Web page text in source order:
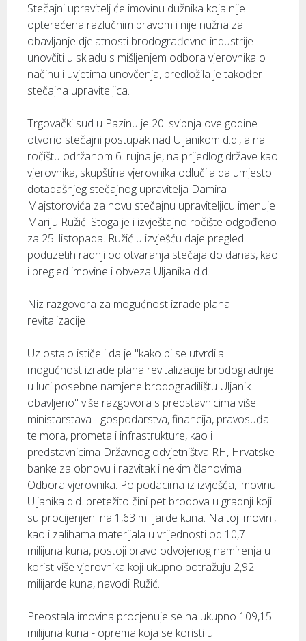
Stečajni upravitelj će imovinu dužnika koja nije
opterećena razlučnim pravom i nije nužna za
obavljanje djelatnosti brodograđevne industrije
unovčiti u skladu s mišljenjem odbora vjerovnika o
načinu i uvjetima unovčenja, predložila je također
stečajna upraviteljica.
Trgovački sud u Pazinu je 20. svibnja ove godine
otvorio stečajni postupak nad Uljanikom d.d., a na
ročištu održanom 6. rujna je, na prijedlog države kao
vjerovnika, skupština vjerovnika odlučila da umjesto
dotadašnjeg stečajnog upravitelja Damira
Majstorovića za novu stečajnu upraviteljicu imenuje
Mariju Ružić. Stoga je i izvještajno ročište odgođeno
za 25. listopada. Ružić u izvješću daje pregled
poduzetih radnji od otvaranja stečaja do danas, kao
i pregled imovine i obveza Uljanika d.d.
Niz razgovora za mogućnost izrade plana
revitalizacije
Uz ostalo ističe i da je "kako bi se utvrdila
mogućnost izrade plana revitalizacije brodogradnje
u luci posebne namjene brodogradilištu Uljanik
obavljeno" više razgovora s predstavnicima više
ministarstava - gospodarstva, financija, pravosuđa
te mora, prometa i infrastrukture, kao i
predstavnicima Državnog odvjetništva RH, Hrvatske
banke za obnovu i razvitak i nekim članovima
Odbora vjerovnika. Po podacima iz izvješća, imovinu
Uljanika d.d. pretežito čini pet brodova u gradnji koji
su procijenjeni na 1,63 milijarde kuna. Na toj imovini,
kao i zalihama materijala u vrijednosti od 10,7
milijuna kuna, postoji pravo odvojenog namirenja u
korist više vjerovnika koji ukupno potražuju 2,92
milijarde kuna, navodi Ružić.
Preostala imovina procjenuje se na ukupno 109,15
milijuna kuna - oprema koja se koristi u